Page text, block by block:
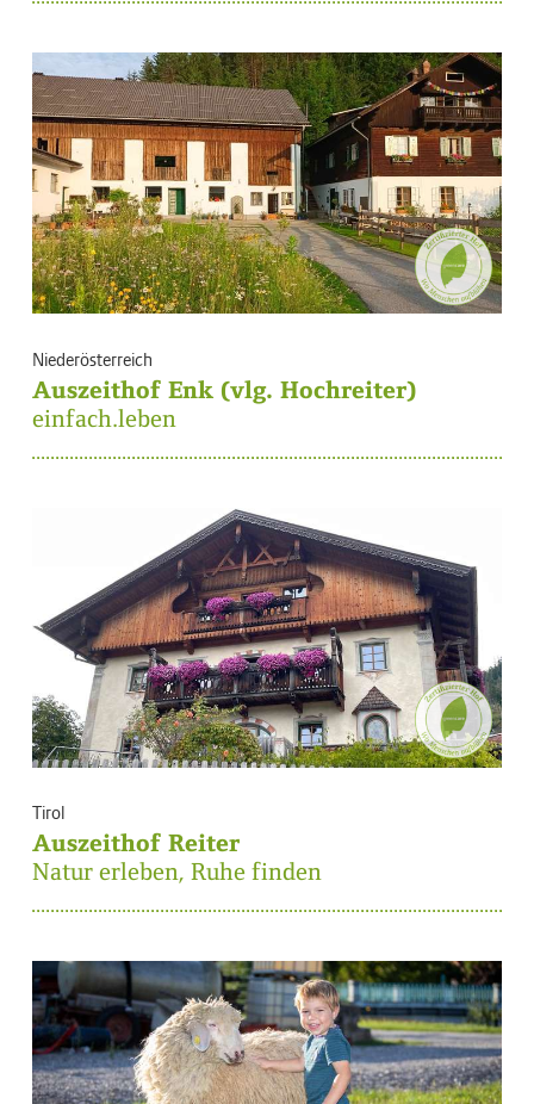
Niederösterreich
Auszeithof Enk (vlg. Hochreiter)
einfach.leben
Tirol
Auszeithof Reiter
Natur erleben, Ruhe finden